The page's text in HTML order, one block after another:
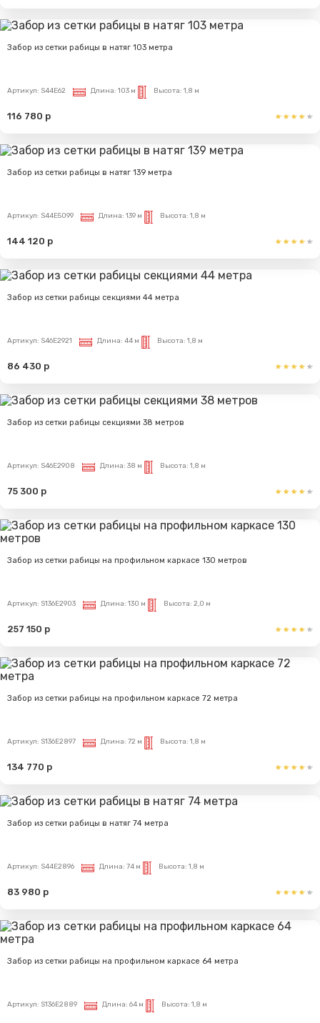
Забор из сетки рабицы в натяг 103 метра
Артикул: S44E62 Длина: 103 м Высота: 1,8 м
116 780 р
Забор из сетки рабицы в натяг 139 метра
Артикул: S44E5099 Длина: 139 м Высота: 1,8 м
144 120 р
Забор из сетки рабицы секциями 44 метра
Артикул: S46E2921 Длина: 44 м Высота: 1,8 м
86 430 р
Забор из сетки рабицы секциями 38 метров
Артикул: S46E2908 Длина: 38 м Высота: 1,8 м
75 300 р
Забор из сетки рабицы на профильном каркасе 130 метров
Артикул: S136E2903 Длина: 130 м Высота: 2,0 м
257 150 р
Забор из сетки рабицы на профильном каркасе 72 метра
Артикул: S136E2897 Длина: 72 м Высота: 1,8 м
134 770 р
Забор из сетки рабицы в натяг 74 метра
Артикул: S44E2896 Длина: 74 м Высота: 1,8 м
83 980 р
Забор из сетки рабицы на профильном каркасе 64 метра
Артикул: S136E2889 Длина: 64 м Высота: 1,8 м